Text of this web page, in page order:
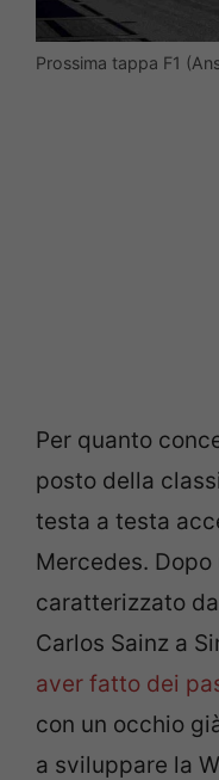
Prossima tappa F1
Per quanto
posto della
testa a testa
Mercedes.
caratterizzato
Carlos Sainz a
aver fatto dei
con un occhio
a sviluppare la